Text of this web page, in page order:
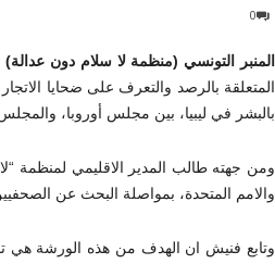
0
المنبر التونسي (منظمة لا سلام دون
المتعلقة بالرصد والتعرف على ضحايا
بالبشر في ليبيا، بين مجلس أوروبا،
ومن جهته طالب المدير الاقليمي لمنظمة
والامم المتحدة، بمواصلة البحث عن
وتابع فنيش ان الهدف من هذه الورشة هي